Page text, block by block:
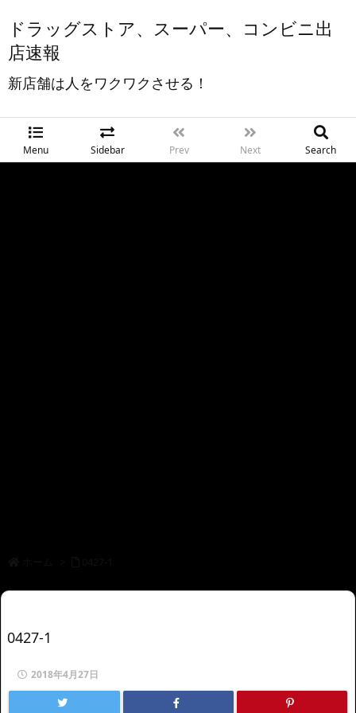
ドラッグストア、スーパー、コンビニ出
店速報
新店舗は人をワクワクさせる！
Menu Sidebar Prev Next Search
0427-1
2018年4月27日